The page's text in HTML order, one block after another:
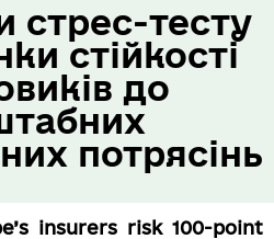
стрес-тесту
стійкості
до
потрясінь
insurers risk 100-point